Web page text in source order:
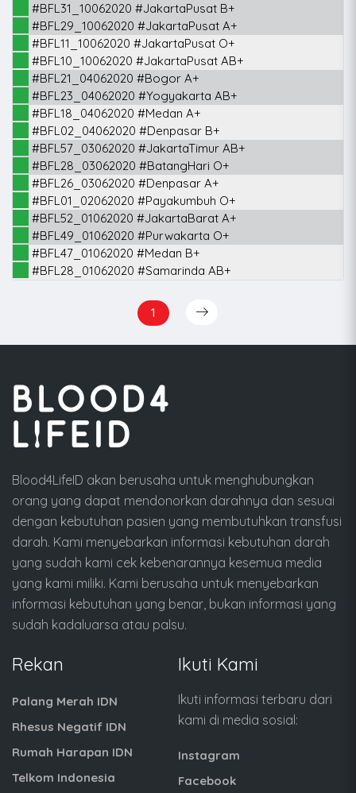
#BFL31_10062020 #JakartaPusat B+
#BFL29_10062020 #JakartaPusat A+
#BFL11_10062020 #JakartaPusat O+
#BFL10_10062020 #JakartaPusat AB+
#BFL21_04062020 #Bogor A+
#BFL23_04062020 #Yogyakarta AB+
#BFL18_04062020 #Medan A+
#BFL02_04062020 #Denpasar B+
#BFL57_03062020 #JakartaTimur AB+
#BFL28_03062020 #BatangHari O+
#BFL26_03062020 #Denpasar A+
#BFL01_02062020 #Payakumbuh O+
#BFL52_01062020 #JakartaBarat A+
#BFL49_01062020 #Purwakarta O+
#BFL47_01062020 #Medan B+
#BFL28_01062020 #Samarinda AB+
1
Blood4LifeID akan berusaha untuk menghubungkan
orang yang dapat mendonorkan darahnya dan sesuai
dengan kebutuhan pasien yang membutuhkan transfusi
darah. Kami menyebarkan informasi kebutuhan darah
yang sudah kami cek kebenarannya kesemua media
yang kami miliki. Kami berusaha untuk menyebarkan
informasi kebutuhan yang benar, bukan informasi yang
sudah kadaluarsa atau palsu.
Rekan
Palang Merah IDN
Rhesus Negatif IDN
Rumah Harapan IDN
Telkom Indonesia
Ikuti Kami
Ikuti informasi terbaru dari
kami di media sosial:
Instagram
Facebook